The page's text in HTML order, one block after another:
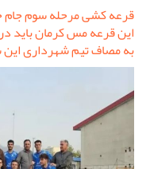
قرعه کشی مرحله سوم جام
این قرعه مس کرمان باید
به مصاف تیم شهرداری